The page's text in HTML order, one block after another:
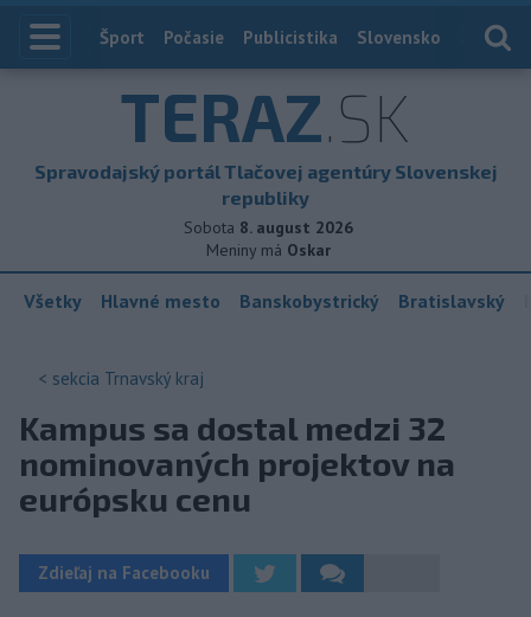
Index
Šport Počasie Publicistika Slovensko
TERAZ.SK
Spravodajský portál Tlačovej agentúry Slovenskej
republiky
Sobota 8. august 2026
Meniny má Oskar
Všetky Hlavné mesto Banskobystrický Bratislavský
< sekcia Trnavský kraj
Kampus sa dostal medzi 32
nominovaných projektov na
európsku cenu
Zdieľaj na Facebooku